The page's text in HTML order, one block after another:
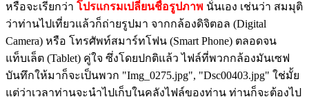
หรือจะเรียกว่า โปรแกรมเปลี่ยนชื่อรูปภาพ นั่นเอง เช่นว่า สมมุติ
ว่าท่านไปเที่ยวแล้วก็ถ่ายรูปมา จากกล้องดิจิตอล (Digital
Camera) หรือ โทรศัพท์สมาร์ทโฟน (Smart Phone) ตลอดจน
แท็บเล็ต (Tablet) คู่ใจ ซึ่งโดยปกติแล้ว ไฟล์ที่พวกกล้องมันเซฟ
บันทึกให้มาก็จะเป็นพวก "Img_0275.jpg", "Dsc00403.jpg" ใช่มั้ย
แต่ว่าเวลาท่านจะนำไปเก็บในคลังไฟล์ของท่าน ท่านก็จะต้องไป